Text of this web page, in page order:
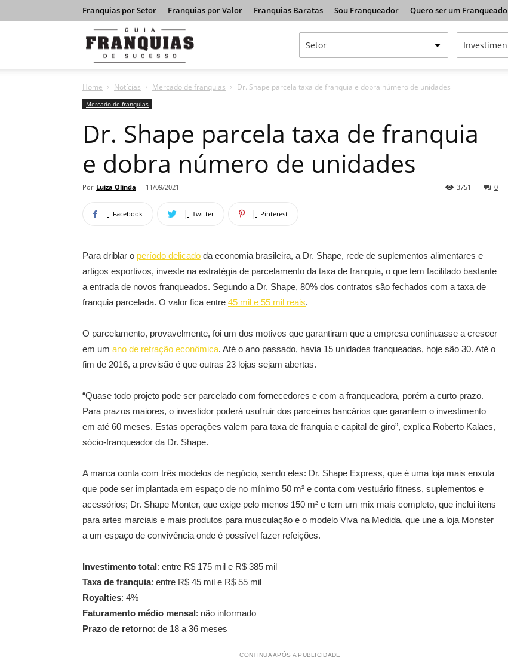
Franquias por Setor Franquias por Valor Franquias Baratas Sou Franqueador Quero ser um Franqueado
Franquias
de
Home Notícias Mercado de franquias Dr. Shape parcela taxa de franquia e dobra número de unidades
Mercado de franquias
Dr. Shape parcela taxa de franquia
e dobra número de unidades
Por Luiza Olinda - 11/09/2021 0
3751
Facebook Twitter Pinterest
Para driblar o período delicado da economia brasileira, a Dr. Shape, rede de suplementos alimentares e
artigos esportivos, investe na estratégia de parcelamento da taxa de franquia, o que tem facilitado bastante
a entrada de novos franqueados. Segundo a Dr. Shape, 80% dos contratos são fechados com a taxa de
franquia parcelada. O valor fica entre 45 mil e 55 mil reais.
O parcelamento, provavelmente, foi um dos motivos que garantiram que a empresa continuasse a crescer
em um ano de retração econômica. Até o ano passado, havia 15 unidades franqueadas, hoje são 30. Até o
fim de 2016, a previsão é que outras 23 lojas sejam abertas.
“Quase todo projeto pode ser parcelado com fornecedores e com a franqueadora, porém a curto prazo.
Para prazos maiores, o investidor poderá usufruir dos parceiros bancários que garantem o investimento
em até 60 meses. Estas operações valem para taxa de franquia e capital de giro”, explica Roberto Kalaes,
sócio-franqueador da Dr. Shape.
A marca conta com três modelos de negócio, sendo eles: Dr. Shape Express, que é uma loja mais enxuta
que pode ser implantada em espaço de no mínimo 50 m² e conta com vestuário fitness, suplementos e
acessórios; Dr. Shape Monter, que exige pelo menos 150 m² e tem um mix mais completo, que inclui itens
para artes marciais e mais produtos para musculação e o modelo Viva na Medida, que une a loja Monster
a um espaço de convivência onde é possível fazer refeições.
Investimento total: entre R$ 175 mil e R$ 385 mil
Taxa de franquia: entre R$ 45 mil e R$ 55 mil
Royalties: 4%
Faturamento médio mensal: não informado
Prazo de retorno: de 18 a 36 meses
CONTINUA APÓS A PUBLICIDADE